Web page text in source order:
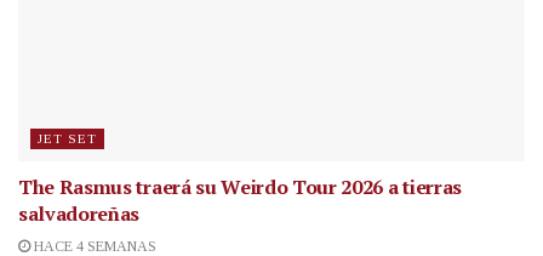
JET SET
The Rasmus traerá su Weirdo Tour 2026 a tierras
salvadoreñas
HACE 4 SEMANAS